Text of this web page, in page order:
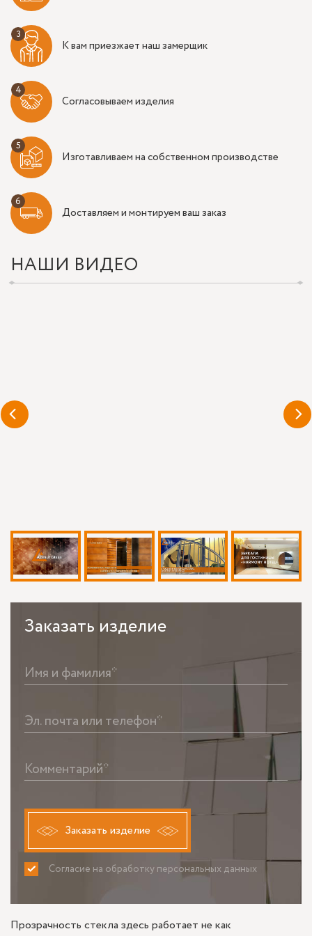
К вам приезжает наш замерщик
Согласовываем изделия
Изготавливаем на собственном производстве
Доставляем и монтируем ваш заказ
НАШИ ВИДЕО
Заказать изделие
Имя и фамилия*
Эл. почта или телефон*
Комментарий*
Заказать изделие
Согласие на обработку персональных данных
ПРИНИМАЮ НЕ ПРИНИМАЮ
Прозрачность стекла здесь работает не как